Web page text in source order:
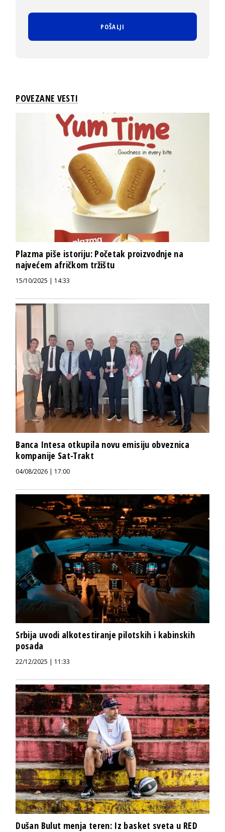
POVEZANE VESTI
Plazma piše istoriju: Početak proizvodnje na
najvećem afričkom tržištu
15/10/2025 | 14:33
Banca Intesa otkupila novu emisiju obveznica
kompanije Sat-Trakt
04/08/2026 | 17:00
Srbija uvodi alkotestiranje pilotskih i kabinskih
posada
22/12/2025 | 11:33
Dušan Bulut menja teren: Iz basket sveta u RED